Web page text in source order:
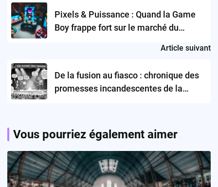
navigationPixels & Puissance : Quand la Game
Boy frappe fort sur le marché du
Article suivant
De la fusion au fiasco : chronique des
promesses incandescentes de la
Vous pourriez également aimer